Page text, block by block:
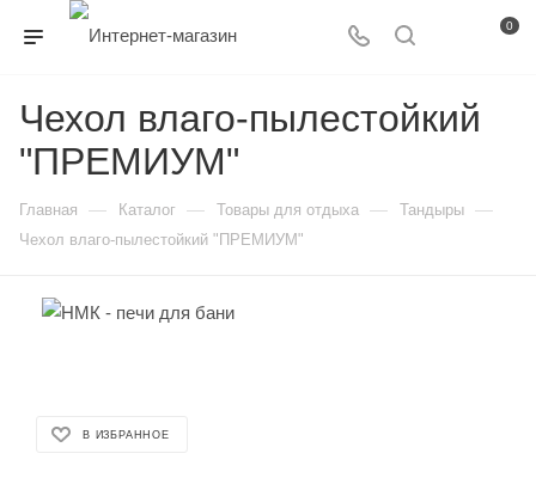
0
Чехол влаго-пылестойкий
"ПРЕМИУМ"
Главная — Каталог — Товары для отдыха — Тандыры —
Чехол влаго-пылестойкий "ПРЕМИУМ"
В ИЗБРАННОЕ